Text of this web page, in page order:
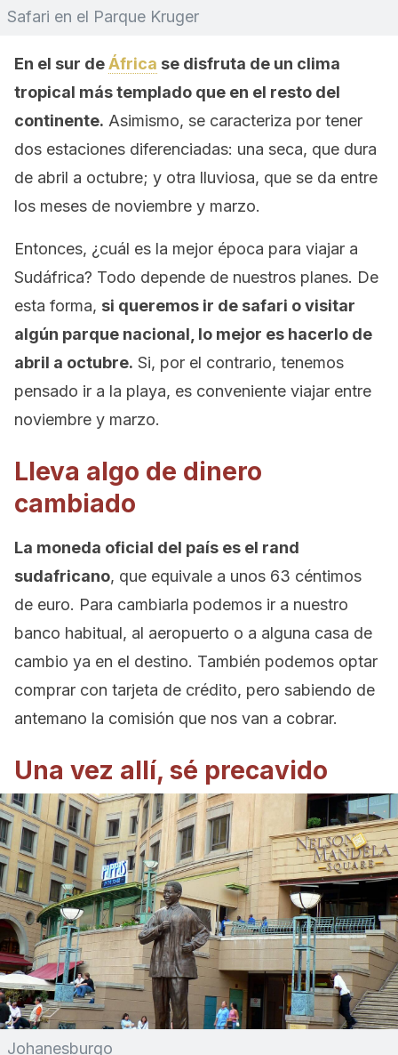
Safari en el Parque Kruger
En el sur deÁfrica se disfruta de un clima
tropical más templado que en el resto del
continente. Asimismo, se caracteriza por tener
dos estaciones diferenciadas: una seca, que dura
de abril a octubre; y otra lluviosa, que se da entre
los meses de noviembre y marzo.
Entonces, ¿cuál es la mejor época para viajar a
Sudáfrica? Todo depende de nuestros planes. De
esta forma, si queremos ir de safari o visitar
algún parque nacional, lo mejor es hacerlo de
abril a octubre. Si, por el contrario, tenemos
pensado ir a la playa, es conveniente viajar entre
noviembre y marzo.
Lleva algo de dinero
cambiado
La moneda oficial del país es el rand
sudafricano, que equivale a unos 63 céntimos
de euro. Para cambiarla podemos ir a nuestro
banco habitual, al aeropuerto o a alguna casa de
cambio ya en el destino. También podemos optar
comprar con tarjeta de crédito, pero sabiendo de
antemano la comisión que nos van a cobrar.
Una vez allí, sé precavido
Johanesburgo